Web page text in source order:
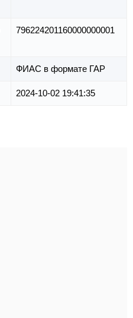
796224201160000000001
ФИАС в формате ГАР
2024-10-02 19:41:35